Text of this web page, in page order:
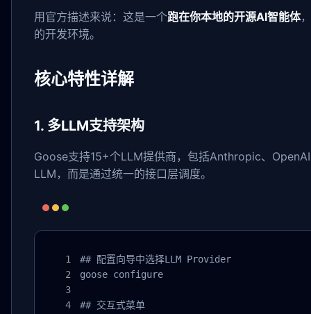
用官方描述来说：这是一个跑在你本地的开源AI智能体
的开发环境。
核心特性详解
1. 多LLM支持架构
Goose支持15+个LLM提供商，包括Anthropic、
LLM，而是通过统一的接口层调度。
## 配置向导中选择LLM Provider
goose configure
## 交互式菜单